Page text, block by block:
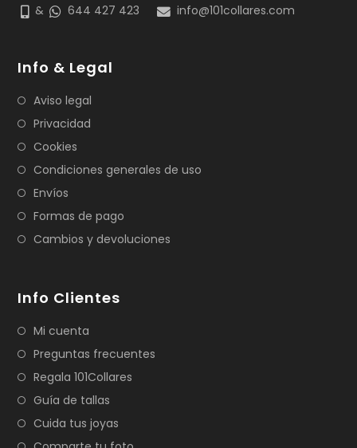
& 644 427 423 info@101collares.com
Info & Legal
Aviso legal
Privacidad
Cookies
Condiciones generales de uso
Envíos
Formas de pago
Cambios y devoluciones
Info Clientes
Mi cuenta
Preguntas frecuentes
Regala 101Collares
Guía de tallas
Cuida tus joyas